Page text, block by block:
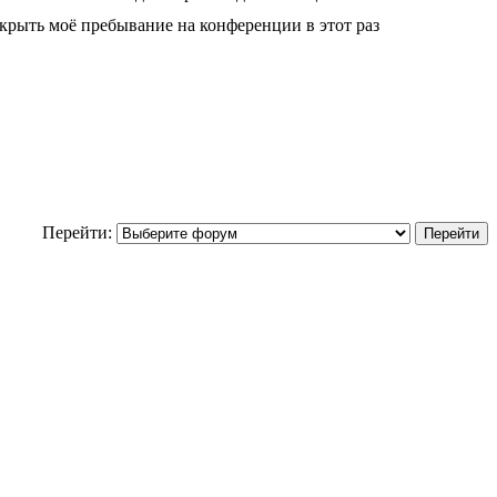
моё пребывание на конференции в этот раз
Перейти: